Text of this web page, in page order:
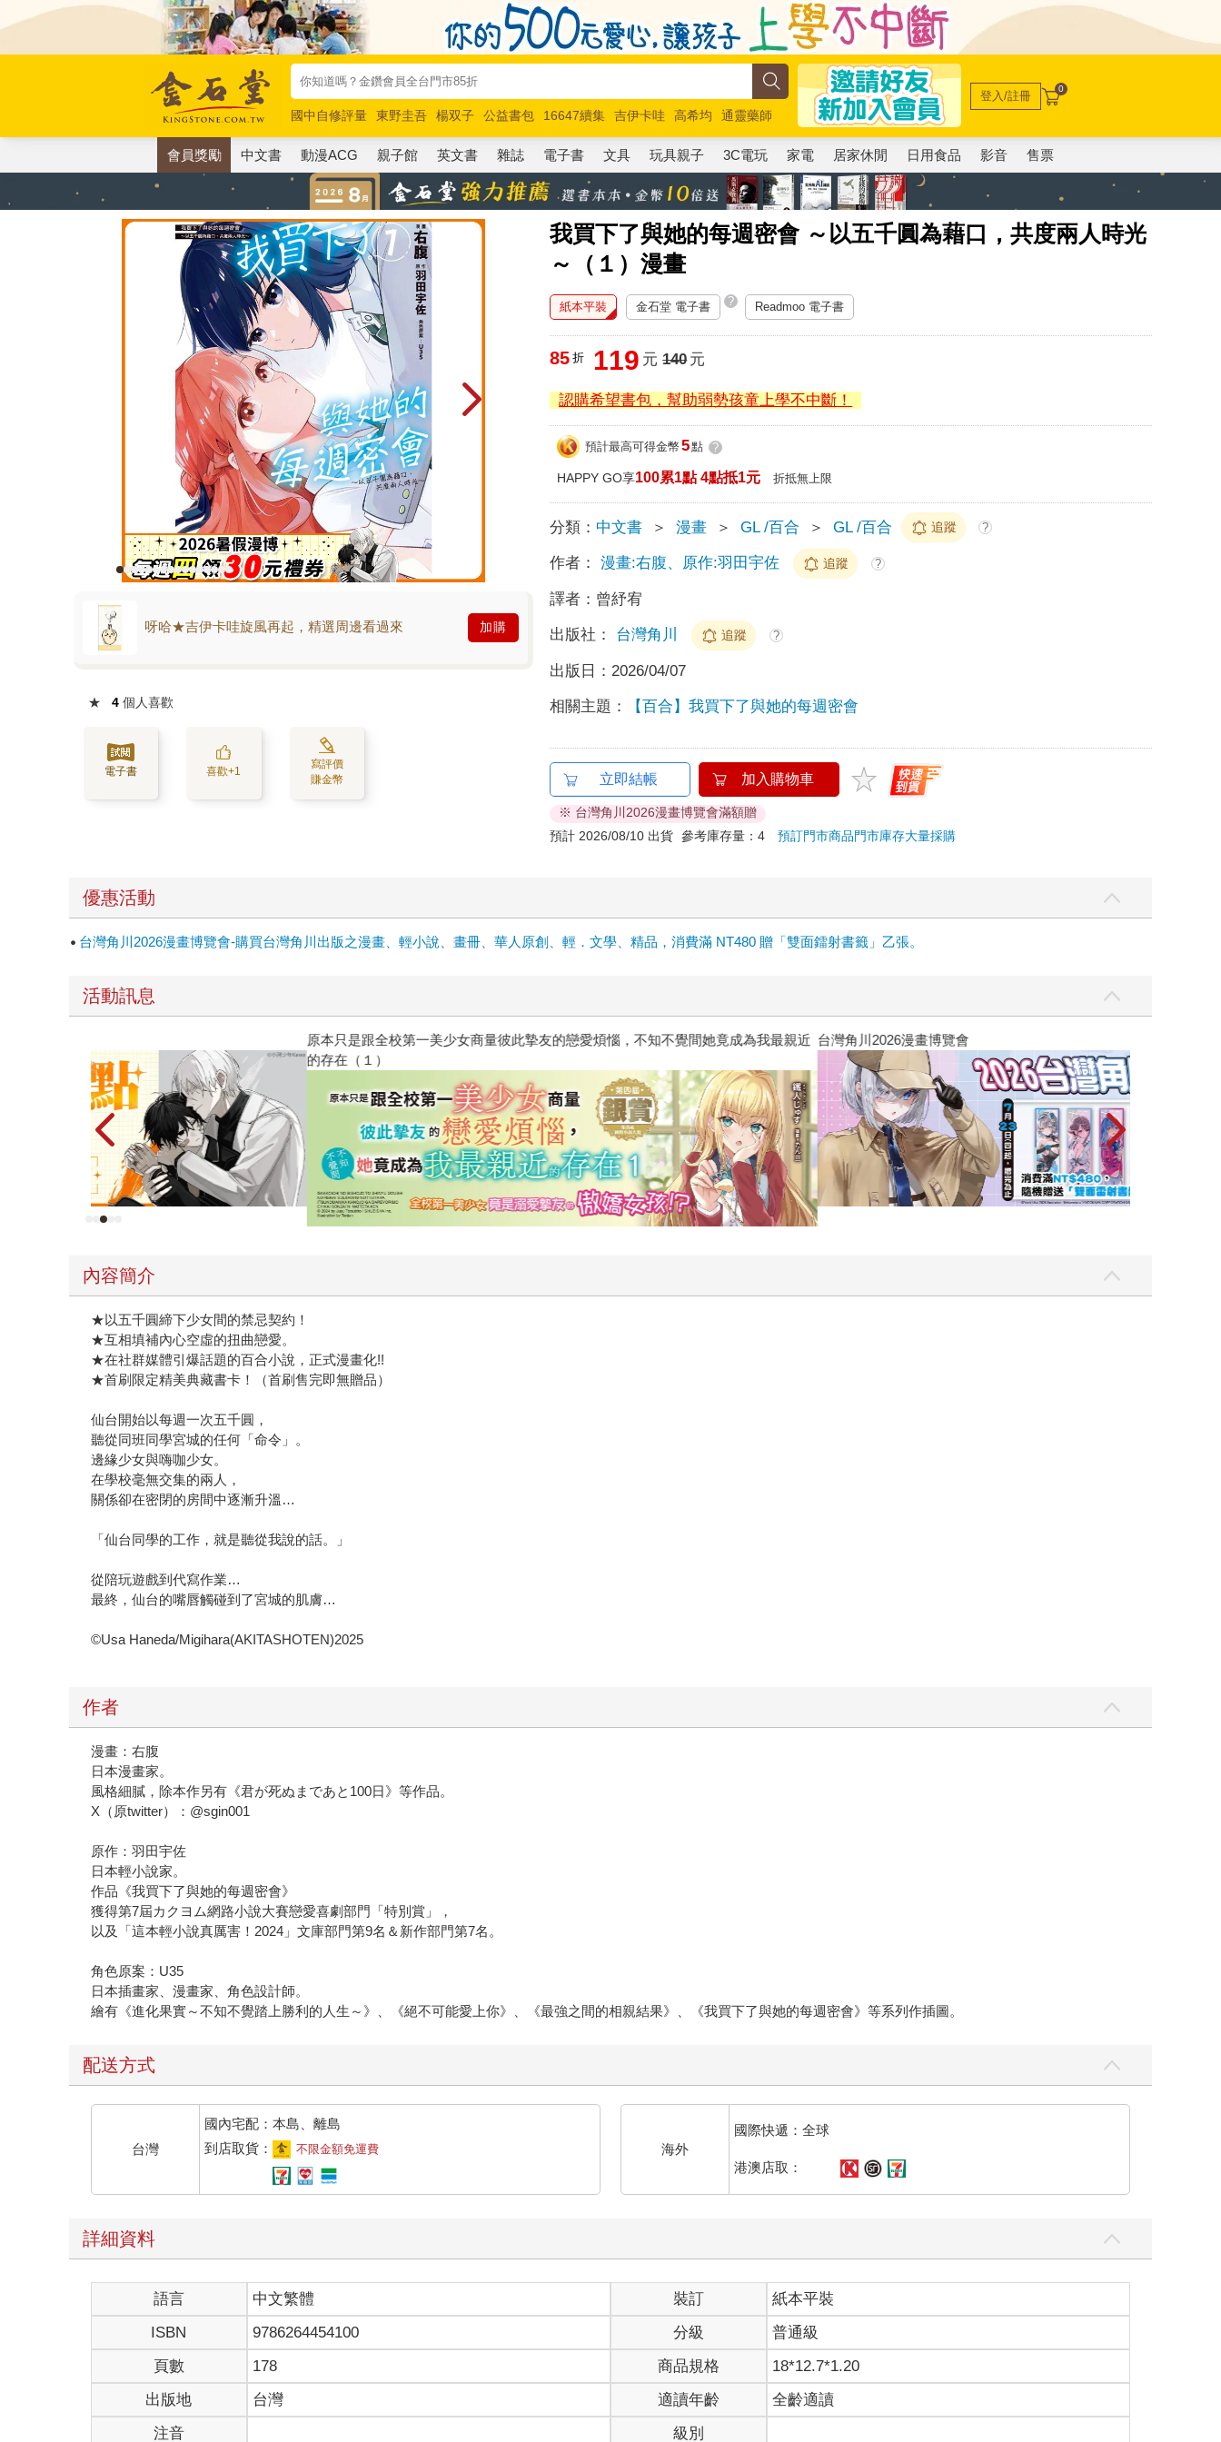
國中自修評量 東野圭吾 楊双子 公益書包 16647續集 吉伊卡哇 高希均
通靈藥師
唯紅花綻放
奧德賽 路邊攤新作 馬斯克 玩具總動員5 超慢跑
登入/註冊 0
會員獎勵 中文書 動漫ACG 親子館 英文書 雜誌 電子書 文具 玩具親子 3C電玩 家電 居家休閒 日用食品 影音 售票
我買下了與她的每週密會 ～以五千圓為藉口，共度兩人時光
～（１）漫畫
呀哈★吉伊卡哇旋風再起，精選周邊看過來 加購
★ 4 個人喜歡
電子書 喜歡+1
寫評價
賺金幣
紙本平裝 金石堂 電子書 ? Readmoo 電子書
85 折 119 元 140元
認購希望書包，幫助弱勢孩童上學不中斷！
預計最高可得金幣 5點 ?
HAPPY GO享100累1點 4點抵1元 折抵無上限
分類： 中文書 ＞ 漫畫 ＞ GL /百合 ＞ GL /百合 追蹤 ?
作者： 漫畫:右腹、原作:羽田宇佐 追蹤 ?
譯者： 曾紓宥
出版社： 台灣角川 追蹤 ?
出版日： 2026/04/07
相關主題： 【百合】我買下了與她的每週密會
立即結帳 加入購物車
※ 台灣角川2026漫畫博覽會滿額贈
預計 2026/08/10 出貨 參考庫存量：4預訂門市商品門市庫存大量採購
優惠活動
台灣角川2026漫畫博覽會-購買台灣角川出版之漫畫、輕小說、畫冊、華人原創、輕．文學、精品，消費滿 NT480 贈「雙面鐳射書籤」乙張。
活動訊息
原本只是跟全校第一美少女商量彼此摯友的戀愛煩惱，不知不覺間她竟成為我最親近
的存在（１）
台灣角川2026漫畫博覽會
內容簡介
★以五千圓締下少女間的禁忌契約！
★互相填補內心空虛的扭曲戀愛。
★在社群媒體引爆話題的百合小說，正式漫畫化!!
★首刷限定精美典藏書卡！（首刷售完即無贈品）
仙台開始以每週一次五千圓，
聽從同班同學宮城的任何「命令」。
邊緣少女與嗨咖少女。
在學校毫無交集的兩人，
關係卻在密閉的房間中逐漸升溫…
「仙台同學的工作，就是聽從我說的話。」
從陪玩遊戲到代寫作業…
最終，仙台的嘴唇觸碰到了宮城的肌膚…
©Usa Haneda/Migihara(AKITASHOTEN)2025
作者
漫畫：右腹
日本漫畫家。
風格細膩，除本作另有《君が死ぬまであと100日》等作品。
X（原twitter）：@sgin001
原作：羽田宇佐
日本輕小說家。
作品《我買下了與她的每週密會》
獲得第7屆カクヨム網路小說大賽戀愛喜劇部門「特別賞」，
以及「這本輕小說真厲害！2024」文庫部門第9名＆新作部門第7名。
角色原案：U35
日本插畫家、漫畫家、角色設計師。
繪有《進化果實～不知不覺踏上勝利的人生～》、《絕不可能愛上你》、《最強之間的相親結果》、《我買下了與她的每週密會》等系列作插圖。
配送方式
台灣
國內宅配：本島、離島
到店取貨：
不限金額免運費 海外
國際快遞：全球
港澳店取：
詳細資料
語言 中文繁體 裝訂
紙本平裝
ISBN
9786264454100 分級
普通級
頁數
178 商品規格
18*12.7*1.20
出版地
台灣 適讀年齡
全齡適讀
注音
級別